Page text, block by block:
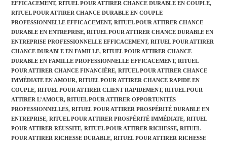
EFFICACEMENT, RITUEL POUR ATTIRER CHANCE DURABLE EN COUPLE,
RITUEL POUR ATTIRER CHANCE DURABLE EN COUPLE
PROFESSIONNELLE EFFICACEMENT, RITUEL POUR ATTIRER CHANCE
DURABLE EN ENTREPRISE, RITUEL POUR ATTIRER CHANCE DURABLE EN
ENTREPRISE PROFESSIONNELLE EFFICACEMENT, RITUEL POUR ATTIRER
CHANCE DURABLE EN FAMILLE, RITUEL POUR ATTIRER CHANCE
DURABLE EN FAMILLE PROFESSIONNELLE EFFICACEMENT, RITUEL
POUR ATTIRER CHANCE FINANCIÈRE, RITUEL POUR ATTIRER CHANCE
IMMÉDIATE EN AMOUR, RITUEL POUR ATTIRER CHANCE RAPIDE EN
COUPLE, RITUEL POUR ATTIRER CLIENT RAPIDEMENT, RITUEL POUR
ATTIRER L’AMOUR, RITUEL POUR ATTIRER OPPORTUNITÉS
PROFESSIONNELLES, RITUEL POUR ATTIRER PROSPÉRITÉ DURABLE EN
ENTREPRISE, RITUEL POUR ATTIRER PROSPÉRITÉ IMMÉDIATE, RITUEL
POUR ATTIRER RÉUSSITE, RITUEL POUR ATTIRER RICHESSE, RITUEL
POUR ATTIRER RICHESSE DURABLE, RITUEL POUR ATTIRER RICHESSE